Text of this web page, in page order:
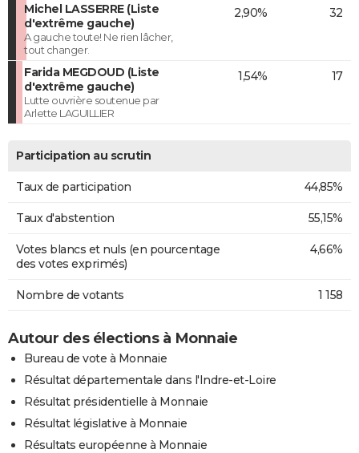
Michel LASSERRE (Liste
d'extrême gauche)
A gauche toute! Ne rien lâcher,
tout changer.
2,90% 32
Farida MEGDOUD (Liste
d'extrême gauche)
Lutte ouvrière soutenue par
Arlette LAGUILLIER
1,54% 17
Participation au scrutin
Taux de participation 44,85%
Taux d'abstention 55,15%
Votes blancs et nuls (en pourcentage
des votes exprimés)
4,66%
Nombre de votants 1 158
Autour des élections à Monnaie
Bureau de vote à Monnaie
Résultat départementale dans l'Indre-et-Loire
Résultat présidentielle à Monnaie
Résultat législative à Monnaie
Résultats européenne à Monnaie